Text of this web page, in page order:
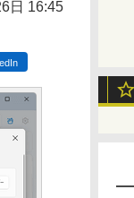
日 16:45